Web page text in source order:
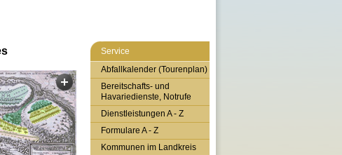
Service
Abfallkalender (Tourenplan)
Bereitschafts- und
Havariedienste, Notrufe
Dienstleistungen A - Z
Formulare A - Z
Kommunen im Landkreis